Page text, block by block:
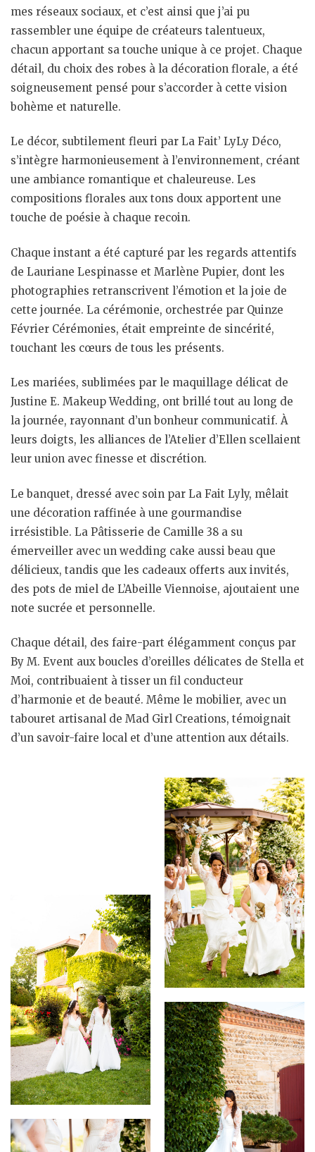
mes réseaux sociaux, et c’est ainsi que j’ai pu
rassembler une équipe de créateurs talentueux,
chacun apportant sa touche unique à ce projet. Chaque
détail, du choix des robes à la décoration florale, a été
soigneusement pensé pour s’accorder à cette vision
bohème et naturelle.
Le décor, subtilement fleuri par La Fait’ LyLy Déco,
s’intègre harmonieusement à l’environnement, créant
une ambiance romantique et chaleureuse. Les
compositions florales aux tons doux apportent une
touche de poésie à chaque recoin.
Chaque instant a été capturé par les regards attentifs
de Lauriane Lespinasse et Marlène Pupier, dont les
photographies retranscrivent l’émotion et la joie de
cette journée. La cérémonie, orchestrée par Quinze
Février Cérémonies, était empreinte de sincérité,
touchant les cœurs de tous les présents.
Les mariées, sublimées par le maquillage délicat de
Justine E. Makeup Wedding, ont brillé tout au long de
la journée, rayonnant d’un bonheur communicatif. À
leurs doigts, les alliances de l’Atelier d’Ellen scellaient
leur union avec finesse et discrétion.
Le banquet, dressé avec soin par La Fait Lyly, mêlait
une décoration raffinée à une gourmandise
irrésistible. La Pâtisserie de Camille 38 a su
émerveiller avec un wedding cake aussi beau que
délicieux, tandis que les cadeaux offerts aux invités,
des pots de miel de L’Abeille Viennoise, ajoutaient une
note sucrée et personnelle.
Chaque détail, des faire-part élégamment conçus par
By M. Event aux boucles d’oreilles délicates de Stella et
Moi, contribuaient à tisser un fil conducteur
d’harmonie et de beauté. Même le mobilier, avec un
tabouret artisanal de Mad Girl Creations, témoignait
d’un savoir-faire local et d’une attention aux détails.